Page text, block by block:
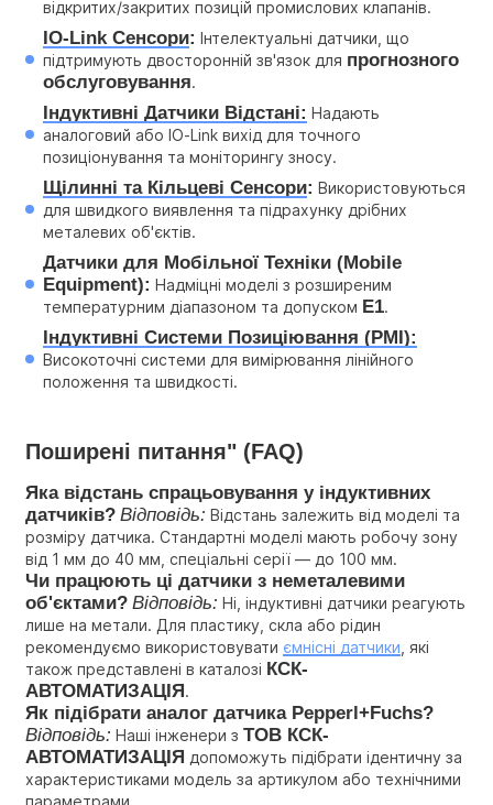
відкритих/закритих позицій промислових клапанів.
IO-Link Сенсори: Інтелектуальні датчики, що
підтримують двосторонній зв'язок для прогнозного
обслуговування.
Індуктивні Датчики Відстані: Надають
аналоговий або IO-Link вихід для точного
позиціонування та моніторингу зносу.
Щілинні та Кільцеві Сенсори: Використовуються
для швидкого виявлення та підрахунку дрібних
металевих об'єктів.
Датчики для Мобільної Техніки (Mobile
Equipment): Надміцні моделі з розширеним
температурним діапазоном та допуском E1.
Індуктивні Системи Позиціювання (PMI):
Високоточні системи для вимірювання лінійного
положення та швидкості.
Поширені питання" (FAQ)
Яка відстань спрацьовування у індуктивних
датчиків? Відповідь: Відстань залежить від моделі та
розміру датчика. Стандартні моделі мають робочу зону
від 1 мм до 40 мм, спеціальні серії — до 100 мм.
Чи працюють ці датчики з неметалевими
об'єктами? Відповідь: Ні, індуктивні датчики реагують
лише на метали. Для пластику, скла або рідин
рекомендуємо використовувати ємнісні датчики , які
також представлені в каталозі КСК-
АВТОМАТИЗАЦІЯ.
Як підібрати аналог датчика Pepperl+Fuchs?
Відповідь: Наші інженери з ТОВ КСК-
АВТОМАТИЗАЦІЯ допоможуть підібрати ідентичну за
характеристиками модель за артикулом або технічними
параметрами.